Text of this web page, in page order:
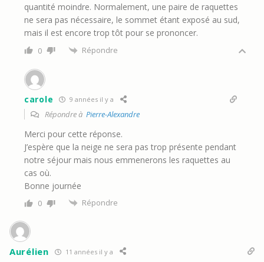
quantité moindre. Normalement, une paire de raquettes
ne sera pas nécessaire, le sommet étant exposé au sud,
mais il est encore trop tôt pour se prononcer.
0 Répondre
carole 9 années il y a
Répondre à Pierre-Alexandre
Merci pour cette réponse.
J’espère que la neige ne sera pas trop présente pendant
notre séjour mais nous emmenerons les raquettes au
cas où.
Bonne journée
0 Répondre
Aurélien 11 années il y a